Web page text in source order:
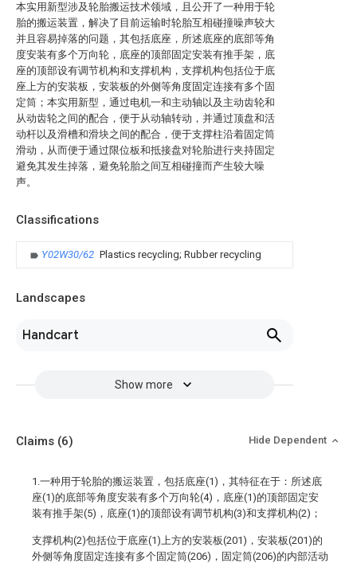
本实用新型涉及轮胎搬运技术领域，且公开了一种用于轮
胎的搬运装置，解决了目前运输时轮胎互相碰撞噪声较大
并且容易掉落的问题，其包括底座，所述底座的底部等角
度安装有多个万向轮，底座的顶部固定安装有推手架，底
座的顶部设有调节机构和支撑机构，支撑机构包括位于底
座上方的安装板，安装板的外侧等角度固定连接有多个固
定筒；本实用新型，通过电机一和主动轴以及主动齿轮和
从动齿轮之间的配合，便于从动轴转动，并通过顶盘和活
动杆以及滑槽和滑块之间的配合，便于支撑柱沿着固定筒
滑动，从而便于通过限位板和抵接盘对轮胎进行夹持固定
避免其发生掉落，避免轮胎之间互相碰撞而产生较大噪
声。
Classifications
Y02W30/62 Plastics recycling; Rubber recycling
Landscapes
Handcart
Show more
Claims (6) Hide Dependent
1.一种用于轮胎的搬运装置，包括底座(1)，其特征在于：所述底
座(1)的底部等角度安装有多个万向轮(4)，底座(1)的顶部固定安
装有推手架(5)，底座(1)的顶部设有调节机构(3)和支撑机构(2)；
支撑机构(2)包括位于底座(1)上方的安装板(201)，安装板(201)的
外侧等角度固定连接有多个固定筒(206)，固定筒(206)的内部活动